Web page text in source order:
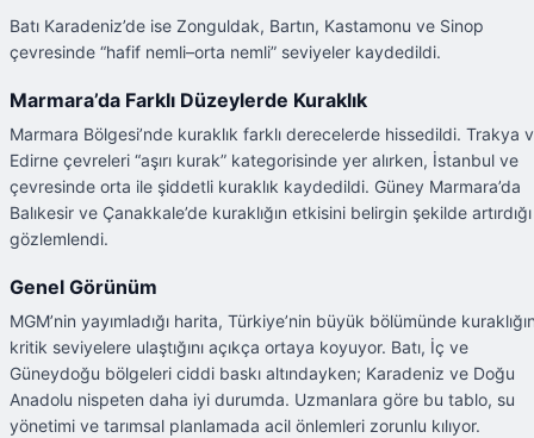
Batı Karadeniz’de ise Zonguldak, Bartın, Kastamonu ve Sinop
çevresinde “hafif nemli–orta nemli” seviyeler kaydedildi.
Marmara’da Farklı Düzeylerde Kuraklık
Marmara Bölgesi’nde kuraklık farklı derecelerde hissedildi. Trakya
Edirne çevreleri “aşırı kurak” kategorisinde yer alırken, İstanbul ve
çevresinde orta ile şiddetli kuraklık kaydedildi. Güney Marmara’da
Balıkesir ve Çanakkale’de kuraklığın etkisini belirgin şekilde artırdığı
gözlemlendi.
Genel Görünüm
MGM’nin yayımladığı harita, Türkiye’nin büyük bölümünde
kritik seviyelere ulaştığını açıkça ortaya koyuyor. Batı, İç ve
Güneydoğu bölgeleri ciddi baskı altındayken; Karadeniz ve Doğu
Anadolu nispeten daha iyi durumda. Uzmanlara göre bu tablo, su
yönetimi ve tarımsal planlamada acil önlemleri zorunlu kılıyor.